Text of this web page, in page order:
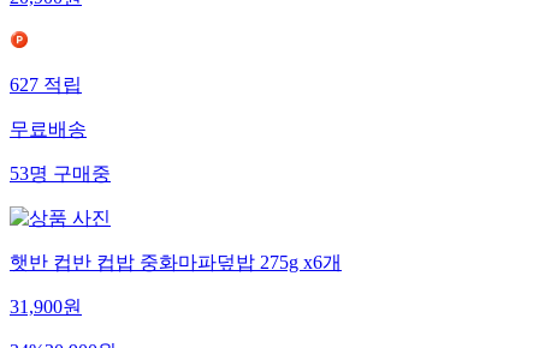
20,900원
627적립
무료배송
53명구매중
햇반 컵반 컵밥 중화마파덮밥 275g x6개
31,900원